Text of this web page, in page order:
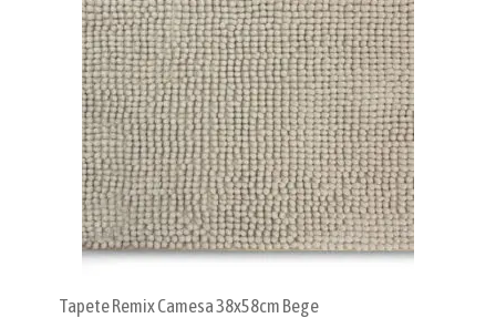
Tapete Remix Camesa 38x58cm Bege